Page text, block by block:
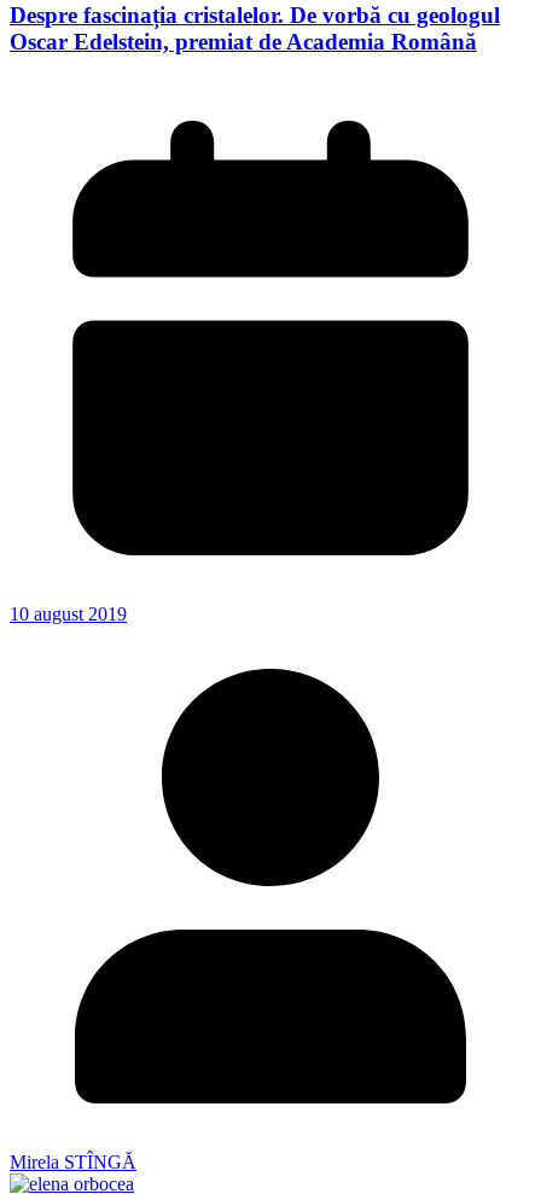
Despre fascinația cristalelor. De vorbă cu geologul
Oscar Edelstein, premiat de Academia Română
10 august 2019
Mirela STÎNGĂ